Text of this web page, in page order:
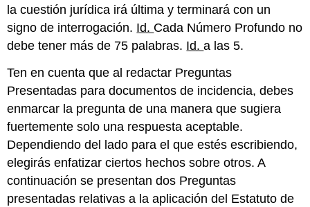
la cuestión jurídica irá última y terminará con un
signo de interrogación. Id. Cada Número Profundo no
debe tener más de 75 palabras. Id.a las 5.
Ten en cuenta que al redactar Preguntas
Presentadas para documentos de incidencia, debes
enmarcar la pregunta de una manera que sugiera
fuertemente solo una respuesta aceptable.
Dependiendo del lado para el que estés escribiendo,
elegirás enfatizar ciertos hechos sobre otros. A
continuación se presentan dos Preguntas
presentadas relativas a la aplicación del Estatuto de